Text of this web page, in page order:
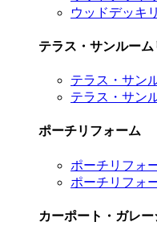
ウッドデッキ
テラス・サンルー
テラス・サン
テラス・サン
ポーチリフォーム
ポーチリフォ
ポーチリフォ
カーポート・ガレ